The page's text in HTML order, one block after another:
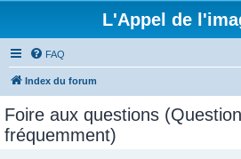
L'Appel de
FAQ
Index du forum
Foire aux questions
fréquemment)